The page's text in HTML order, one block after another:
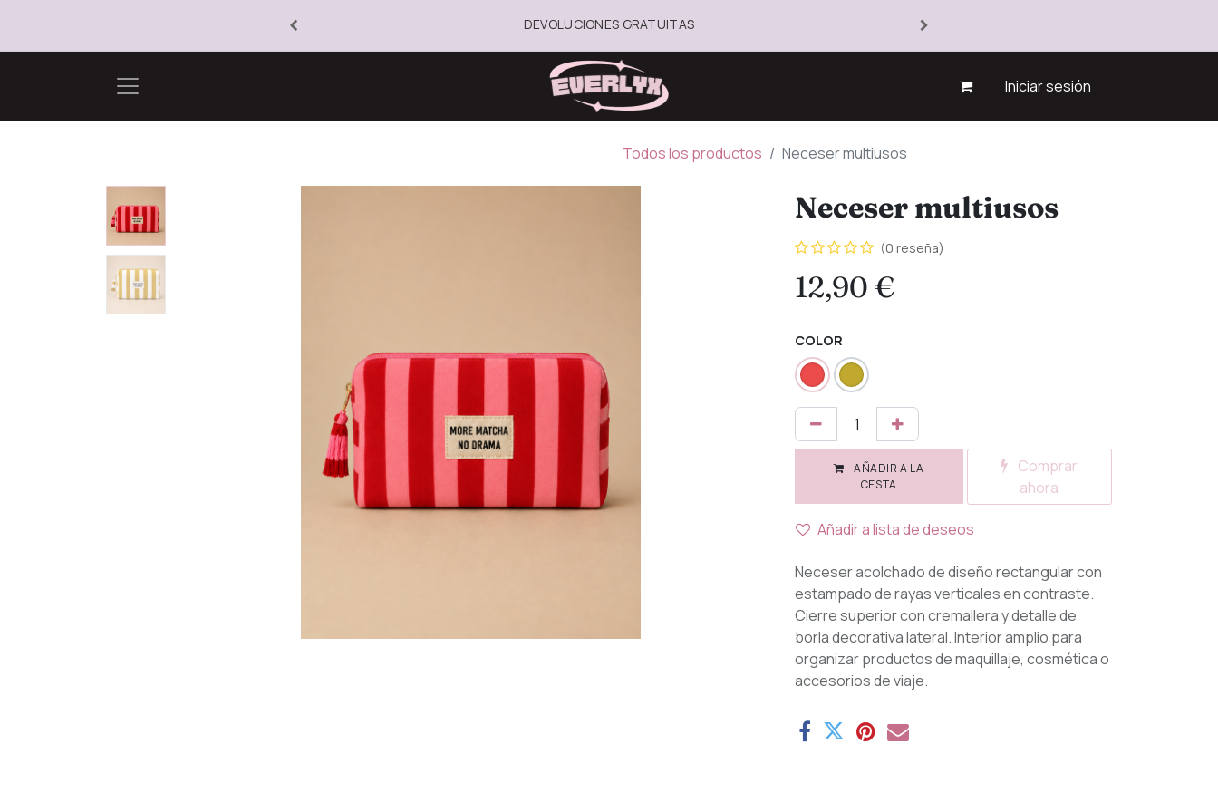
DEVOLUCIONES GRATUITAS
Iniciar sesión
Todos los productos Neceser multiusos
Neceser multiusos
(0 reseña)
12,90 €
COLOR
AÑADIR A LA
CESTA
Comprar
ahora
Añadir a lista de deseos
Neceser acolchado de diseño rectangular con
estampado de rayas verticales en contraste.
Cierre superior con cremallera y detalle de
borla decorativa lateral. Interior amplio para
organizar productos de maquillaje, cosmética o
accesorios de viaje.